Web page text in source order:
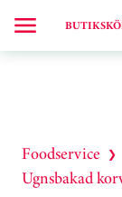
Foodservice ❯
Ugnsbakad